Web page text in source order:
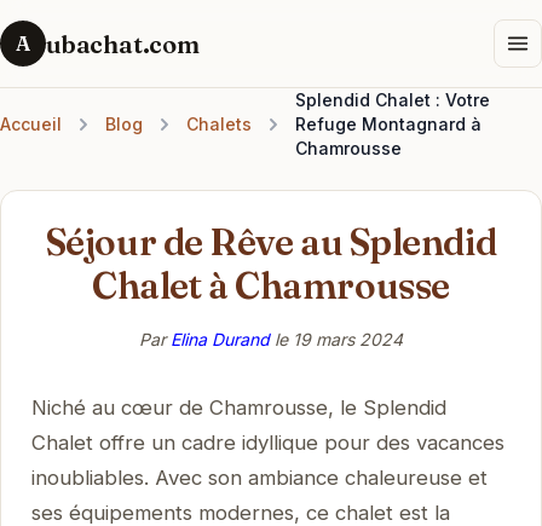
A ubachat.com
Accueil Blog Chalets
Splendid Chalet : Votre
Refuge Montagnard à
Chamrousse
Séjour de Rêve au Splendid
Chalet à Chamrousse
ParElina Durandle 19 mars 2024
Niché au cœur de Chamrousse, le Splendid
Chalet offre un cadre idyllique pour des vacances
inoubliables. Avec son ambiance chaleureuse et
ses équipements modernes, ce chalet est la